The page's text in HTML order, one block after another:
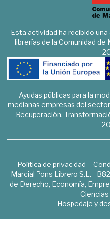
Esta actividad ha recibido
librerías de la Comunidad
Ayudas públicas para la
medianas empresas del
Recuperación,
Política de privacidad
Marcial Pons Librero S.L. -
de Derecho, Economía,
Ciencias
Hospedaje y